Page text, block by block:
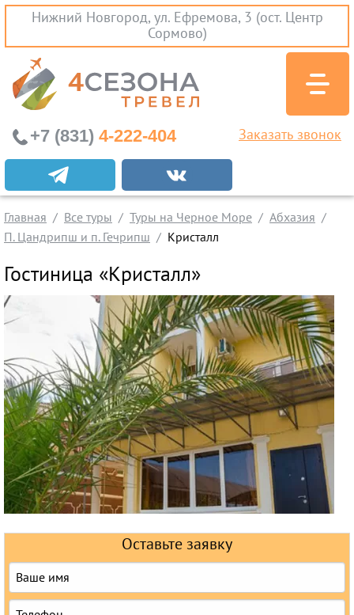
Нижний Новгород, ул. Ефремова, 3 (ост. Центр
Сормово)
Экскурсионные туры
Заграничные экскурсии
Туры на Черное Море
Абхазия
Проезд без проживания
Вылеты из Нижнего Новгорода
Горящие туры
Раннее бронирование
Железнодорожные туры
Круизы
+7 (831) 4-222-404 Заказать звонок
Главная Все туры Туры на Черное Море
Абхазия
П. Цандрипш и п. Гечрипш
Кристалл
Гостиница «Кристалл»
Оставьте заявку